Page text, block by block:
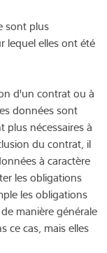
sont plus
lequel elles ont été
d'un contrat ou à
données sont
plus nécessaires à
du contrat, il
à caractère
les obligations
les obligations
manière générale
ce cas, mais elles